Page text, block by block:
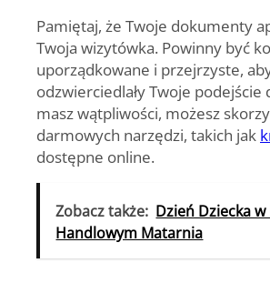
Pamiętaj, że Twoje dokumenty
Twoja wizytówka. Powinny być
uporządkowane i przejrzyste,
odzwierciedlały Twoje podejście
masz wątpliwości, możesz
darmowych narzędzi, takich jak
dostępne online.
Zobacz także: Dzień Dziecka
Handlowym Matarnia